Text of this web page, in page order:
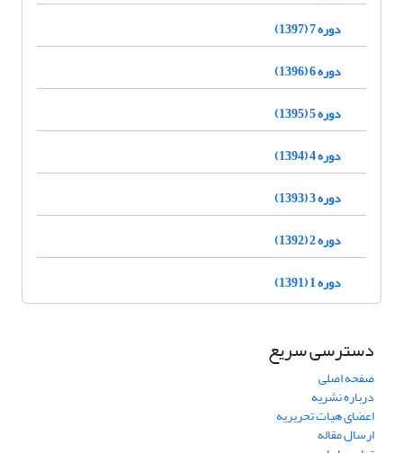
دوره 7 (1397)
دوره 6 (1396)
دوره 5 (1395)
دوره 4 (1394)
دوره 3 (1393)
دوره 2 (1392)
دوره 1 (1391)
دسترسی سریع
صفحه اصلی
درباره نشریه
اعضای هیات تحریریه
ارسال مقاله